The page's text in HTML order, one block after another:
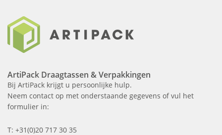
ArtiPack Draagtassen & Verpakkingen
Bij ArtiPack krijgt u persoonlijke hulp.
Neem contact op met onderstaande gegevens of vul het
formulier in:
T: +31(0)20 717 30 35